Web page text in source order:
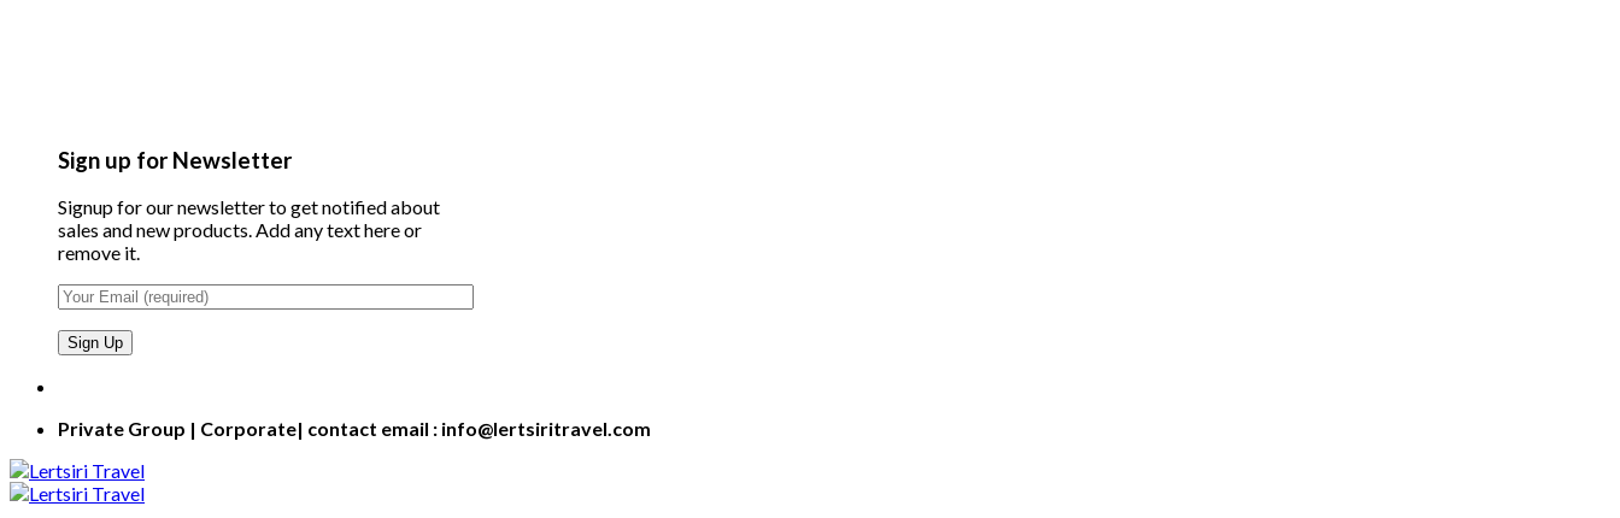
Sign up for Newsletter
Signup for our newsletter to get notified about
sales and new products. Add any text here or
remove it.
Private Group | Corporate| contact email : info@lertsiritravel.com